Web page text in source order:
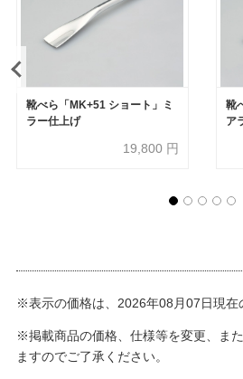
靴べら「MK+51 ショート」ミ
ラー仕上げ
19,800 円
靴
ア
※表示の価格は、2026年08月07日現在
※掲載商品の価格、仕様等を変更、ま
ますのでご了承ください。